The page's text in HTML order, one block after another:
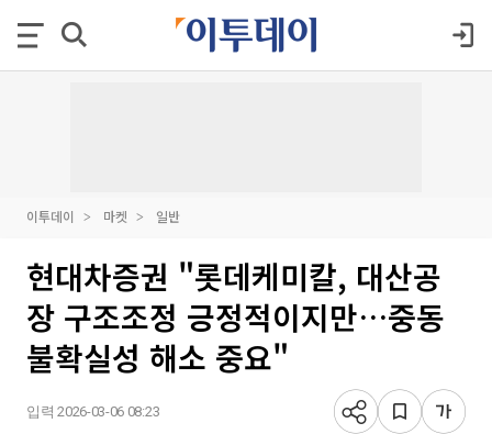
이투데이 마켓 일반
현대차증권 "롯데케미칼, 대산공
장 구조조정 긍정적이지만…중동
불확실성 해소 중요"
입력 2026-03-06 08:23